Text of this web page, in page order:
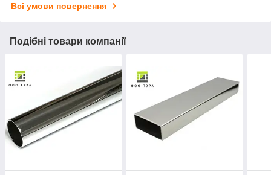
Всі умови повернення
Подібні товари компанії